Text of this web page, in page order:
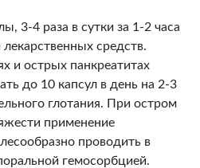
3-4 раза в сутки за 1-2 часа
средств.
и острых панкреатитах
до 10 капсул в день на 2-3
глотания. При остром
применение
проводить в
гемосорбцией.